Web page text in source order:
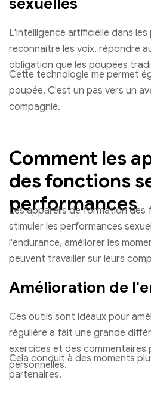
sexuelles
L'intelligence artificielle dans
reconnaître les voix, répondre
obligation que les poupées
Cette technologie me permet
poupée. C'est un pas vers un
compagnie.
Comment les
des fonctions
performances
Les appareils de formation
stimuler les performances
l'endurance, améliorer les
peuvent travailler sur leurs
Amélioration de
Ces outils sont idéaux pour
régulière a fait une grande
exercices et des commentaires
personnelles.
Cela conduit à des moments
partenaires.